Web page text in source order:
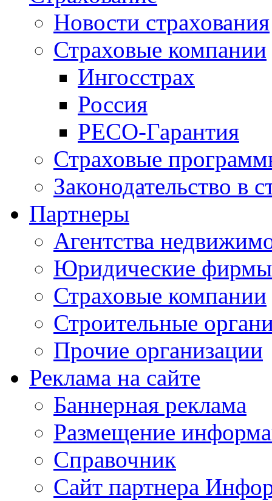
Новости страхования
Страховые компании
Ингосстрах
Россия
РЕСО-Гарантия
Страховые
Законодательство в
Партнеры
Агентства
Юридические фирмы
Страховые компании
Строительные
Прочие организации
Реклама на сайте
Баннерная реклама
Размещение
Справочник
Сайт партнера